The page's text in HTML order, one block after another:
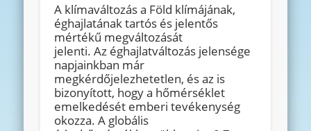
A klímaváltozás a Föld klímájának,
éghajlatának tartós és jelentős
mértékű megváltozását
jelenti. Az éghajlatváltozás jelensége
napjainkban már
megkérdőjelezhetetlen, és az is
bizonyított, hogy a hőmérséklet
emelkedését emberi tevékenység
okozza. A globális